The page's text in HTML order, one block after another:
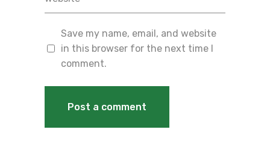
Save my name, email, and website
in this browser for the next time I
comment.